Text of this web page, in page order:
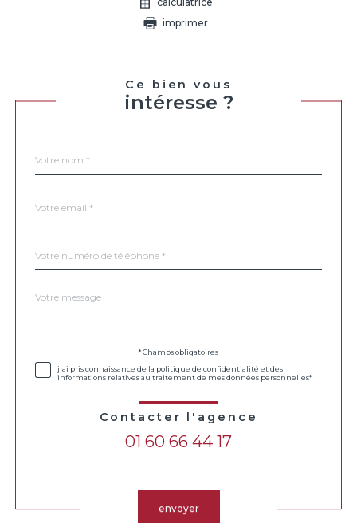
imprimer
Ce bien vous
intéresse ?
par
*
*
*
Fieldset
Message
*
* Champs obligatoires
j'ai pris connaissance de la politique de confidentialité et des
informations relatives au traitement de mes données personnelles*
Contacter l'agence
01 60 66 44 17
envoyer